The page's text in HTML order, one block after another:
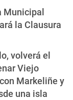
Municipal
la Clausura
volverá el
Viejo
Markeliñe y
una isla